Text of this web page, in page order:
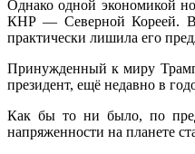
Однако одной экономикой
КНР — Северной Кореей.
практически лишила его
Принужденный к миру Трамп
президент, ещё недавно в
Как бы то ни было, по
напряженности на планете